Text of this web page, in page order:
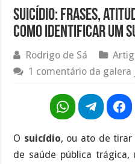
Suicídio: frases,
como identificar um
Rodrigo de Sá
1 comentário da galera
O suicídio, ou ato de tirar
de saúde pública